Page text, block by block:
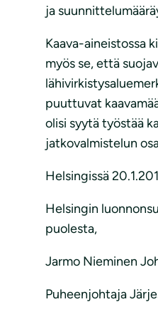
ja
Kaava-aineistossa
myös se, että
puuttuvat
olisi syytä työstää
jatkovalmistelun
Helsingissä
Helsingin
puolesta,
Jarmo Nieminen
Puheenjohtaja